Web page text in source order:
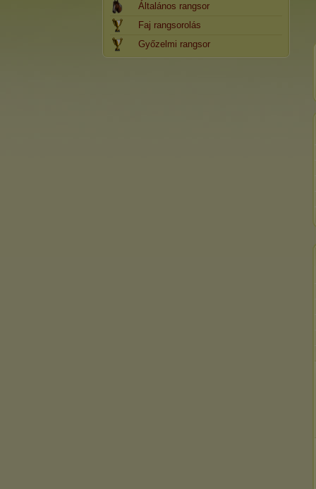
Általános rangsor
Faj rangsorolás
Győzelmi rangsor